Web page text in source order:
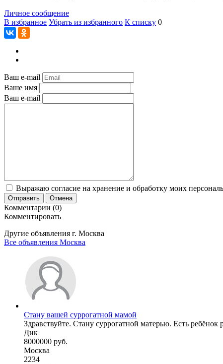
Личное сообщение
В избранное Убрать из избранного К списку 0
Ваш e-mail
Ваше имя
Ваш e-mail
Выражаю согласие на хранение и обработку моих
Отправить Отмена
Комментарии (0)
Комментировать
Другие объявления г. Москва
Все объявления Москва
Стану вашей суррогатной мамой
Здравствуйте. Стану суррогатной матерью. Есть
Дик
8000000 руб.
Москва
2234